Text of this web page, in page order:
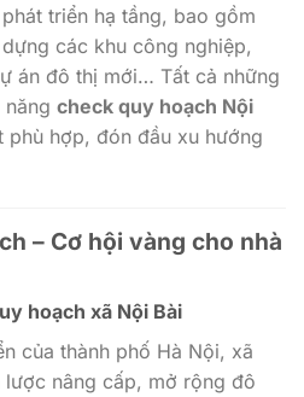
triển hạ tầng, bao gồm
các khu công nghiệp,
án đô thị mới… Tất cả những
check quy hoạch Nội
phù hợp, đón đầu xu hướng
– Cơ hội vàng cho nhà
hoạch xã Nội Bài
của thành phố Hà Nội, xã
lược nâng cấp, mở rộng đô